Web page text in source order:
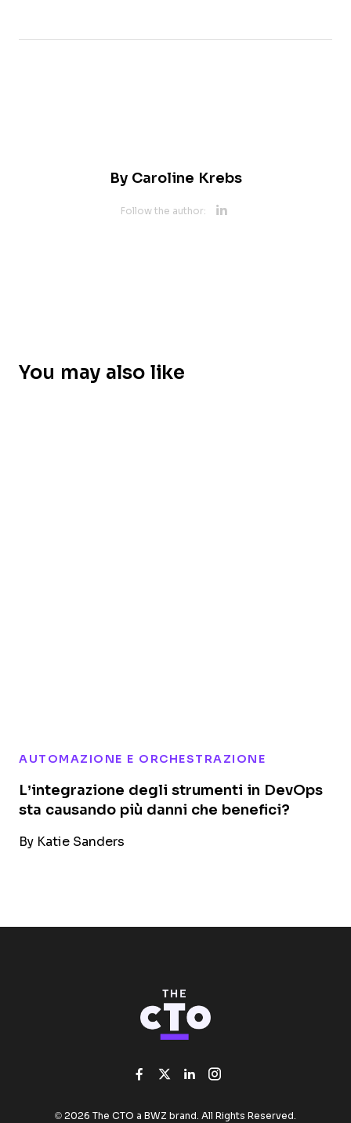
By Caroline Krebs
Follow the author: Opens new
You may also like
AUTOMAZIONE E ORCHESTRAZIONE
L’integrazione degli strumenti in DevOps
sta causando più danni che benefici?
By Katie Sanders
Like us on Facebook
Follow us on Twitter
Add us on
Follow us on
© 2026 The CTO a BWZ Opens new window
brand. All Rights Reserved.